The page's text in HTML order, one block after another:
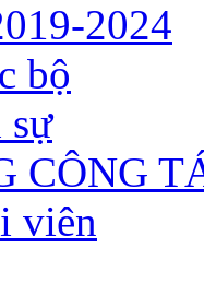
2024
bộ
CÔNG
viên